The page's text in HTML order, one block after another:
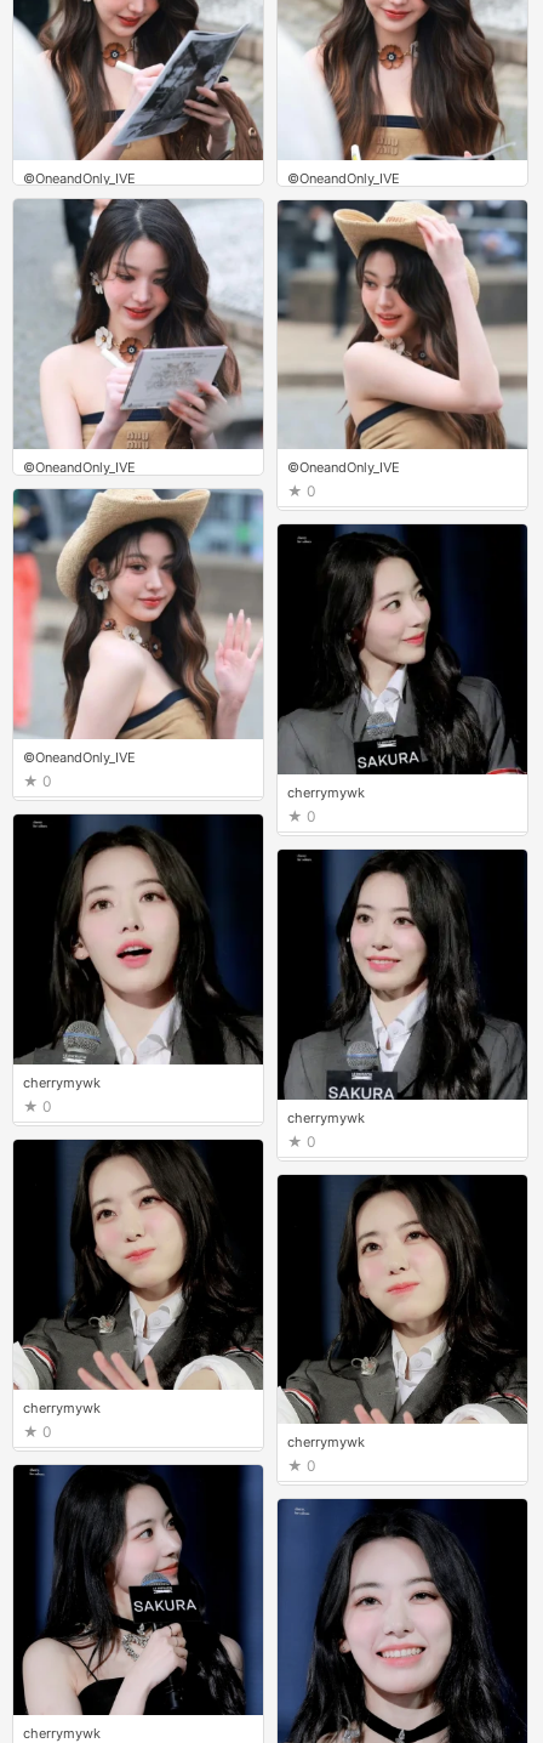
©OneandOnly_IVE
0
©OneandOnly_IVE
0
cherrymywk
0
©OneandOnly_IVE
0
©OneandOnly_IVE
0
cherrymywk
0
cherrymywk
0
cherrymywk
cherrymywk
0
cherrymywk
0
©OneandOnly_IVE
0